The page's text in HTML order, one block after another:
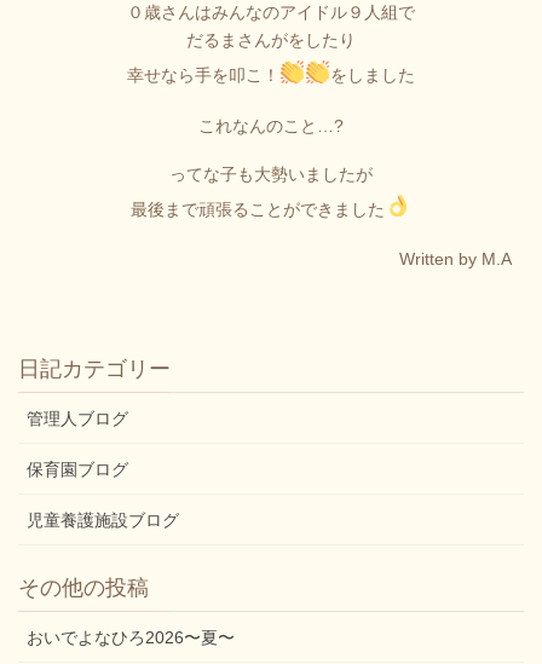
０歳さんはみんなのアイドル９人組で
だるまさんがをしたり
幸せなら手を叩こ！
をしました
これなんのこと…?
ってな子も大勢いましたが
最後まで頑張ることができました
Written by M.A
日記カテゴリー
管理人ブログ
保育園ブログ
児童養護施設ブログ
その他の投稿
おいでよなひろ2026〜夏〜